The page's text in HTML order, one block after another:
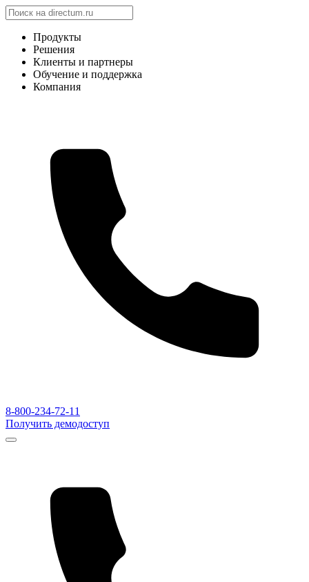
Продукты
Решения
Клиенты и партнеры
Обучение и поддержка
Компания
8-800-234-72-11
Получить демодоступ